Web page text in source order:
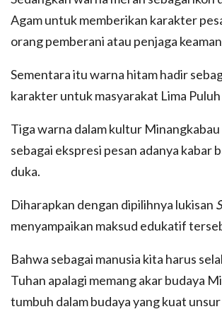
Agam untuk memberikan karakter
orang pemberani atau penjaga
Sementara itu warna hitam hadir
karakter untuk masyarakat Lima
Tiga warna dalam kultur
sebagai ekspresi pesan adanya kabar
duka.
Diharapkan dengan dipilihnya lukisan
menyampaikan maksud edukatif
Bahwa sebagai manusia kita harus
Tuhan apalagi memang akar budaya
tumbuh dalam budaya yang kuat